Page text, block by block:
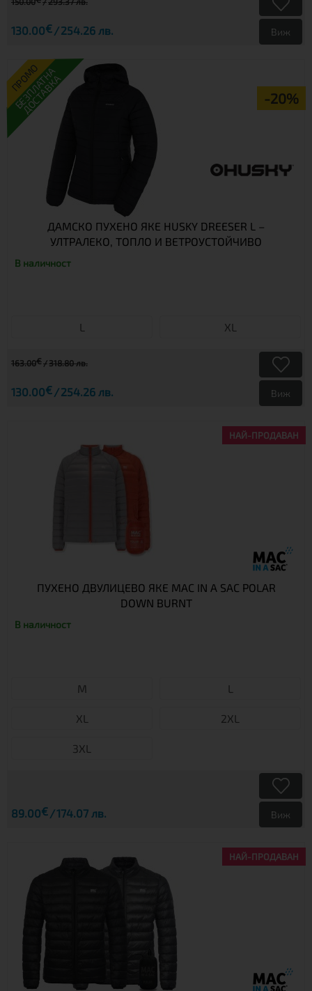
130.00€ 254.26 лв. Виж
ПРОМО
-20%
БЕЗПЛАТНА
ДОСТАВКА
ДАМСКО ПУХЕНО ЯКЕ HUSKY DREESER L –
УЛТРАЛЕКО, ТОПЛО И ВЕТРОУСТОЙЧИВО
В наличност
L XL
163.00€ 318.80 лв.
130.00€ 254.26 лв. Виж
НАЙ-ПРОДАВАН
ПУХЕНО ДВУЛИЦЕВО ЯКЕ MAC IN A SAC POLAR
DOWN BURNT
В наличност
М L
XL 2XL
3XL
89.00€ 174.07 лв. Виж
НАЙ-ПРОДАВАН